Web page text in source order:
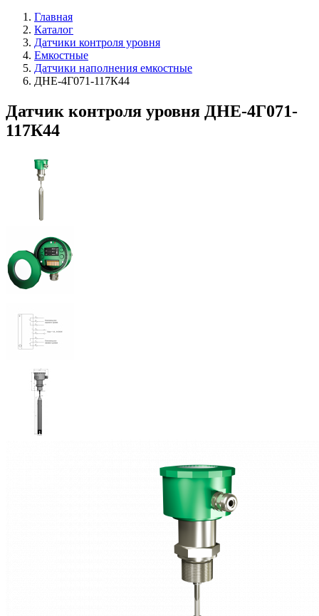
Главная
Каталог
Датчики контроля уровня
Емкостные
Датчики наполнения емкостные
ДНЕ-4Г071-117К44
Датчик контроля уровня ДНЕ-4Г071-
117К44